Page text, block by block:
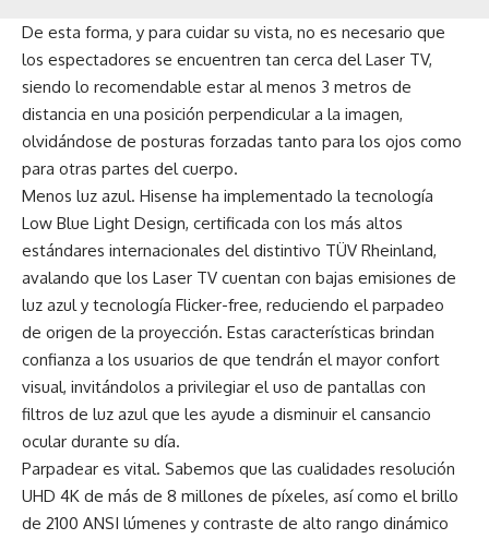
De esta forma, y para cuidar su vista, no es necesario que
los espectadores se encuentren tan cerca del Laser TV,
siendo lo recomendable estar al menos 3 metros de
distancia en una posición perpendicular a la imagen,
olvidándose de posturas forzadas tanto para los ojos como
para otras partes del cuerpo.
Menos luz azul. Hisense ha implementado la tecnología
Low Blue Light Design, certificada con los más altos
estándares internacionales del distintivo TÜV Rheinland,
avalando que los Laser TV cuentan con bajas emisiones de
luz azul y tecnología Flicker-free, reduciendo el parpadeo
de origen de la proyección. Estas características brindan
confianza a los usuarios de que tendrán el mayor confort
visual, invitándolos a privilegiar el uso de pantallas con
filtros de luz azul que les ayude a disminuir el cansancio
ocular durante su día.
Parpadear es vital. Sabemos que las cualidades resolución
UHD 4K de más de 8 millones de píxeles, así como el brillo
de 2100 ANSI lúmenes y contraste de alto rango dinámico